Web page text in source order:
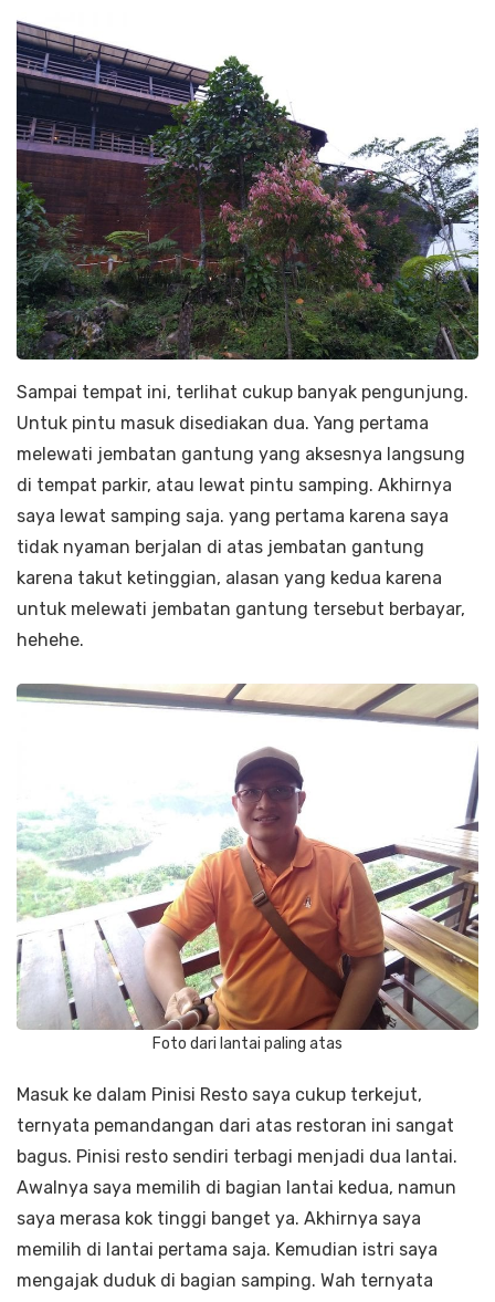
Sampai tempat ini, terlihat cukup banyak pengunjung.
Untuk pintu masuk disediakan dua. Yang pertama
melewati jembatan gantung yang aksesnya langsung
di tempat parkir, atau lewat pintu samping. Akhirnya
saya lewat samping saja. yang pertama karena saya
tidak nyaman berjalan di atas jembatan gantung
karena takut ketinggian, alasan yang kedua karena
untuk melewati jembatan gantung tersebut berbayar,
hehehe.
Foto dari lantai paling atas
Masuk ke dalam Pinisi Resto saya cukup terkejut,
ternyata pemandangan dari atas restoran ini sangat
bagus. Pinisi resto sendiri terbagi menjadi dua lantai.
Awalnya saya memilih di bagian lantai kedua, namun
saya merasa kok tinggi banget ya. Akhirnya saya
memilih di lantai pertama saja. Kemudian istri saya
mengajak duduk di bagian samping. Wah ternyata